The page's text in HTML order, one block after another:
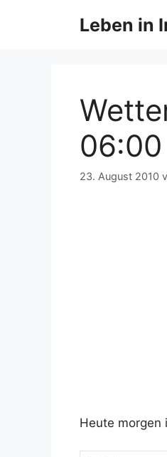
Leben in
23. August 2010
Heute morgen